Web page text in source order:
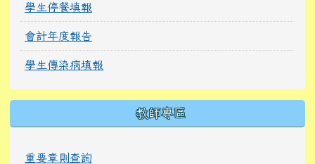
學生停餐填報
會計年度報告
學生傳染病填報
教師專區
重要章則查詢